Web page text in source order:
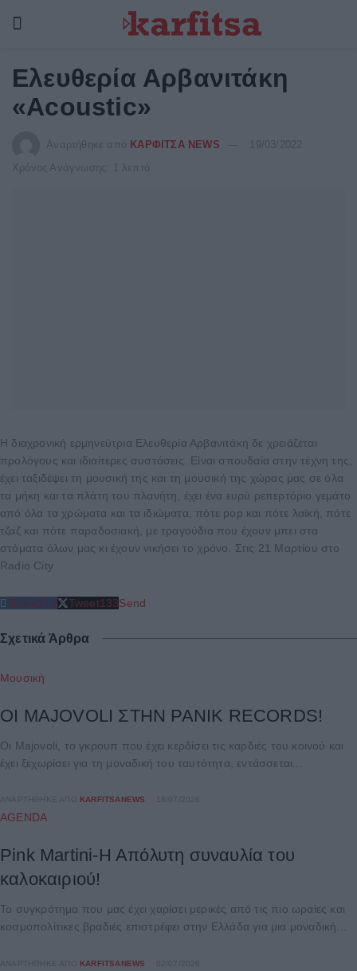
Ελευθερία Αρβανιτάκη
«Acoustic»
Αναρτήθηκε από ΚΑΡΦΙΤΣΑ NEWS
19/03/2022
Χρόνος Ανάγνωσης: 1 λεπτό
Η διαχρονική ερμηνεύτρια Ελευθερία Αρβανιτάκη δε χρειάζεται
προλόγους και ιδιαίτερες συστάσεις. Είναι σπουδαία στην τέχνη της,
έχει ταξιδέψει τη μουσική της και τη μουσική της χώρας μας σε όλα
τα μήκη και τα πλάτη του πλανήτη, έχει ένα ευρύ ρεπερτόριο γεμάτο
από όλα τα χρώματα και τα ιδιώματα, πότε pop και πότε λαϊκή, πότε
τζαζ και πότε παραδοσιακή, με τραγούδια που έχουν μπει στα
στόματα όλων μας κι έχουν νικήσει το χρόνο. Στις 21 Μαρτίου στο
Radio City
Share213 Tweet133Send
Σχετικά Άρθρα
Μουσική
ΟΙ MAJOVOLI ΣΤΗΝ PANIK RECORDS!
Οι Majovoli, το γκρουπ που έχει κερδίσει τις καρδιές του κοινού και
έχει ξεχωρίσει για τη μοναδική του ταυτότητα, εντάσσεται...
ΑΝΑΡΤΉΘΗΚΕ ΑΠΌ KARFITSANEWS
AGENDA
Pink Martini-Η Απόλυτη συναυλία του
καλοκαιριού!
Το συγκρότημα που μας έχει χαρίσει μερικές από τις πιο ωραίες και
κοσμοπολίτικες βραδιές επιστρέφει στην Ελλάδα για μια μοναδική...
ΑΝΑΡΤΉΘΗΚΕ ΑΠΌ KARFITSANEWS